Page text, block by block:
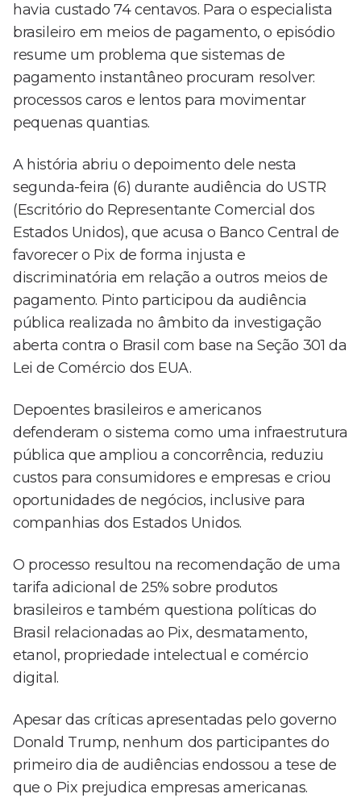
havia custado 74 centavos. Para o especialista
brasileiro em meios de pagamento, o episódio
resume um problema que sistemas de
pagamento instantâneo procuram resolver:
processos caros e lentos para movimentar
pequenas quantias.
A história abriu o depoimento dele nesta
segunda-feira (6) durante audiência do USTR
(Escritório do Representante Comercial dos
Estados Unidos), que acusa o Banco Central de
favorecer o Pix de forma injusta e
discriminatória em relação a outros meios de
pagamento. Pinto participou da audiência
pública realizada no âmbito da investigação
aberta contra o Brasil com base na Seção 301 da
Lei de Comércio dos EUA.
Depoentes brasileiros e americanos
defenderam o sistema como uma infraestrutura
pública que ampliou a concorrência, reduziu
custos para consumidores e empresas e criou
oportunidades de negócios, inclusive para
companhias dos Estados Unidos.
O processo resultou na recomendação de uma
tarifa adicional de 25% sobre produtos
brasileiros e também questiona políticas do
Brasil relacionadas ao Pix, desmatamento,
etanol, propriedade intelectual e comércio
digital.
Apesar das críticas apresentadas pelo governo
Donald Trump, nenhum dos participantes do
primeiro dia de audiências endossou a tese de
que o Pix prejudica empresas americanas.